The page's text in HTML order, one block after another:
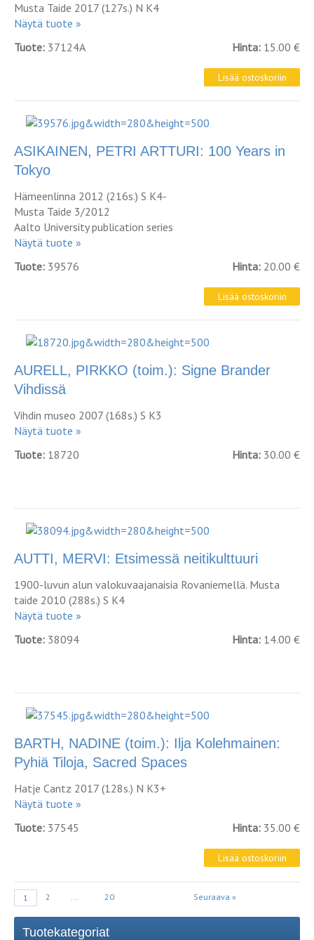
Musta Taide 2017 (127s.) N K4
Näytä tuote »
Tuote: 37124A Hinta: 15.00 €
ASIKAINEN, PETRI ARTTURI: 100 Years in
Tokyo
Hämeenlinna 2012 (216s.) S K4-
Musta Taide 3/2012
Aalto University publication series
Näytä tuote »
Tuote: 39576 Hinta: 20.00 €
AURELL, PIRKKO (toim.): Signe Brander
Vihdissä
Vihdin museo 2007 (168s.) S K3
Näytä tuote »
Tuote: 18720 Hinta: 30.00 €
AUTTI, MERVI: Etsimessä neitikulttuuri
1900-luvun alun valokuvaajanaisia Rovaniemellä. Musta
taide 2010 (288s.) S K4
Näytä tuote »
Tuote: 38094 Hinta: 14.00 €
BARTH, NADINE (toim.): Ilja Kolehmainen:
Pyhiä Tiloja, Sacred Spaces
Hatje Cantz 2017 (128s.) N K3+
Näytä tuote »
Tuote: 37545 Hinta: 35.00 €
1 2 ... 20 Seuraava »
Tuotekategoriat